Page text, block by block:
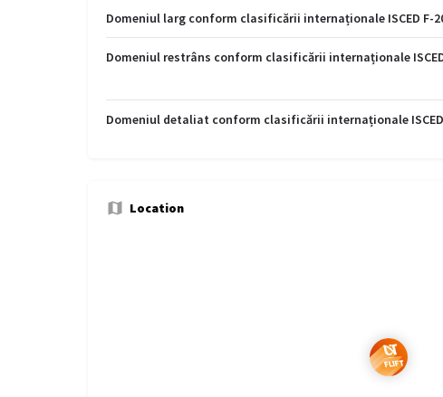
Domeniul larg conform clasificării internaționale ISCED F-
Domeniul restrâns conform clasificării internaționale
Domeniul detaliat conform clasificării internaționale ISCED
Location